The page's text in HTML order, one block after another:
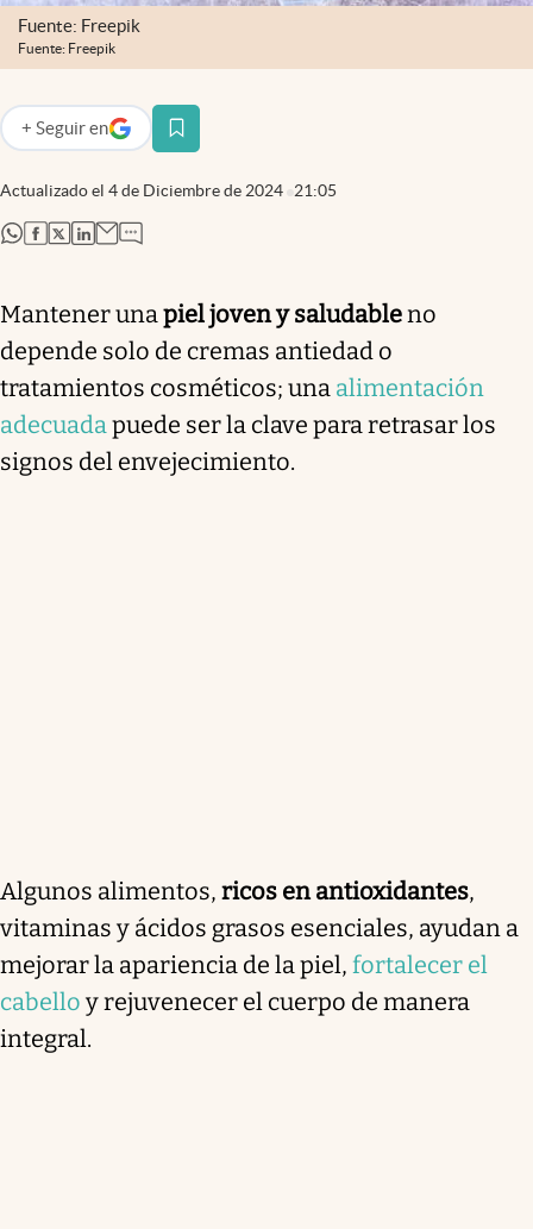
Fuente: Freepik
Fuente: Freepik
Actualizado el 4 de Diciembre de 2024 21:05
+ Seguir en
abre en nueva pestaña
abre en nueva pestaña
abre en nueva pestaña
abre en nueva pestaña
abre en nueva pestaña
Mantener unapiel joven y saludableno
depende solo de cremas antiedad o
tratamientos cosméticos; una alimentación
adecuadapuede ser la clave para retrasar los
signos del envejecimiento.
Algunos alimentos, ricos en antioxidantes,
vitaminas y ácidos grasos esenciales, ayudan a
mejorar la apariencia de la piel, fortalecer el
cabello y rejuvenecer el cuerpo de manera
integral.